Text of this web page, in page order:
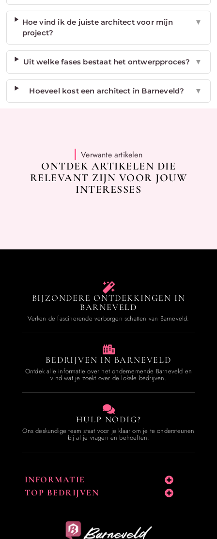
Hoe vind ik de juiste architect voor mijn
project?
▼
Uit welke fases bestaat het ontwerpproces? ▼
Hoeveel kost een architect in Barneveld? ▼
Verwante artikelen
ONTDEK ARTIKELEN DIE
RELEVANT ZIJN VOOR JOUW
INTERESSES
BIJZONDERE ONTDEKKINGEN IN
BARNEVELD
Verken de fascinerende verborgen schatten van Barneveld.
BEDRIJVEN IN BARNEVELD
Ontdek alle informatie over het ondernemende Barneveld en
vind wat je zoekt over de lokale bedrijven.
HULP NODIG?
Ons deskundige team staat voor je klaar om je te ondersteunen
bij al je vragen en behoeften.
INFORMATIE
TOP BEDRIJVEN